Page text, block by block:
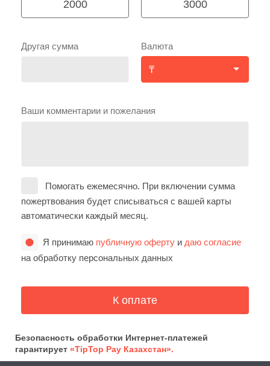
2000 3000
Другая сумма Валюта
Ваши комментарии и пожелания
Помогать ежемесячно. При включении сумма
пожертвования будет списываться с вашей карты
автоматически каждый месяц.
Я принимаю публичную офертуи даю согласие
на обработку персональных данных
Безопасность обработки Интернет-платежей
гарантирует «TipTop Pay Казахстан».